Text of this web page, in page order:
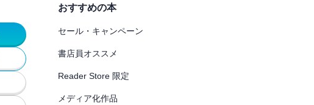
おすすめの本
セール・キャンペーン
書店員オススメ
Reader Store 限定
メディア化作品